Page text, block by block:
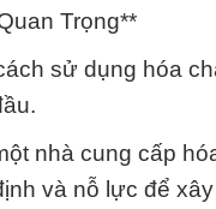
Trọng**
sử dụng hóa
nhà cung cấp
và nỗ lực để